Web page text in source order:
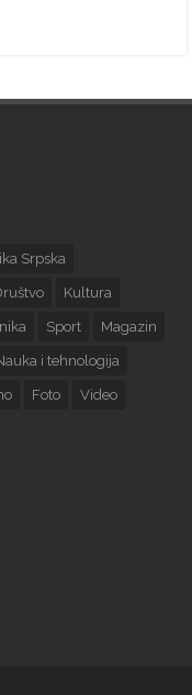
Srpska
Kultura
Sport Magazin
i tehnologija
Foto Video